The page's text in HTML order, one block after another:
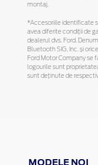
montaj.
*Accesoriile identificate
avea diferite condiții de
dealerul dvs. Ford.
Bluetooth SIG, Inc. și
Ford Motor Company se
logourile sunt
sunt deținute de
MODELE NOI